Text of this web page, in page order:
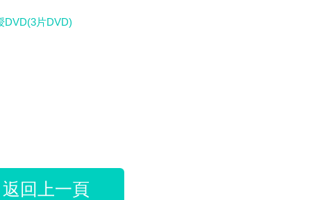
DVD(3片DVD)
返回上一頁